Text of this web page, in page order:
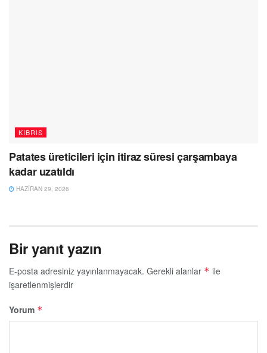
KIBRIS
Patates üreticileri için itiraz süresi çarşambaya
kadar uzatıldı
HAZIRAN 29, 2026
Bir yanıt yazın
E-posta adresiniz yayınlanmayacak. Gerekli alanlar * ile
işaretlenmişlerdir
Yorum *